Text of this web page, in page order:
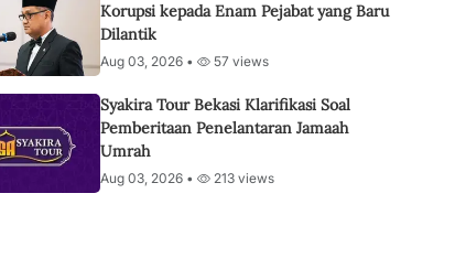
Korupsi kepada Enam Pejabat yang Baru
Dilantik
Aug 03, 2026 • 57 views
Syakira Tour Bekasi Klarifikasi Soal
Pemberitaan Penelantaran Jamaah
Umrah
Aug 03, 2026 • 213 views